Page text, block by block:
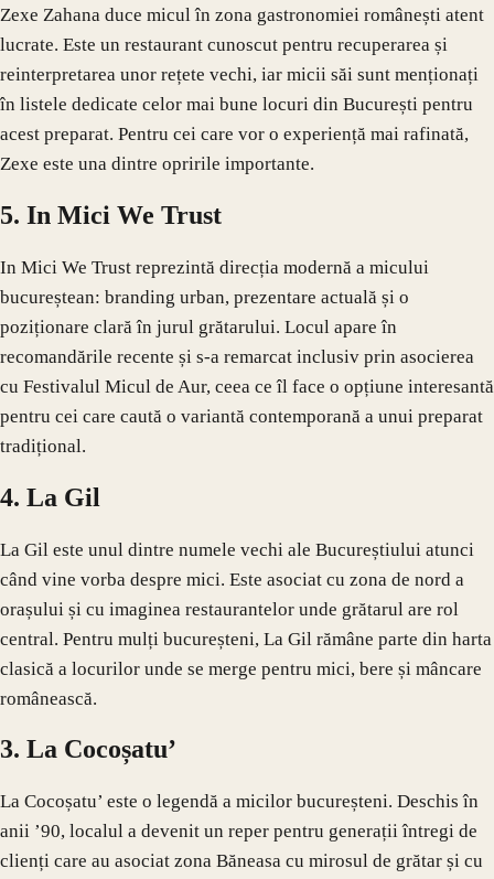
Zexe Zahana duce micul în zona gastronomiei românești atent
lucrate. Este un restaurant cunoscut pentru recuperarea și
reinterpretarea unor rețete vechi, iar micii săi sunt menționați
în listele dedicate celor mai bune locuri din București pentru
acest preparat. Pentru cei care vor o experiență mai rafinată,
Zexe este una dintre opririle importante.
5. In Mici We Trust
In Mici We Trust reprezintă direcția modernă a micului
bucureștean: branding urban, prezentare actuală și o
poziționare clară în jurul grătarului. Locul apare în
recomandările recente și s-a remarcat inclusiv prin asocierea
cu Festivalul Micul de Aur, ceea ce îl face o opțiune interesantă
pentru cei care caută o variantă contemporană a unui preparat
tradițional.
4. La Gil
La Gil este unul dintre numele vechi ale Bucureștiului atunci
când vine vorba despre mici. Este asociat cu zona de nord a
orașului și cu imaginea restaurantelor unde grătarul are rol
central. Pentru mulți bucureșteni, La Gil rămâne parte din harta
clasică a locurilor unde se merge pentru mici, bere și mâncare
românească.
3. La Cocoșatu’
La Cocoșatu’ este o legendă a micilor bucureșteni. Deschis în
anii ’90, localul a devenit un reper pentru generații întregi de
clienți care au asociat zona Băneasa cu mirosul de grătar și cu